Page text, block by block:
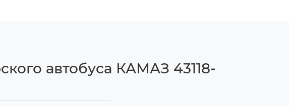
автобуса КАМАЗ 43118-